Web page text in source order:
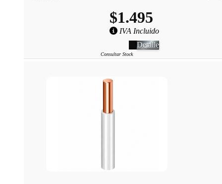
$1.495
IVA Incluido
Detalle
Consultar Stock